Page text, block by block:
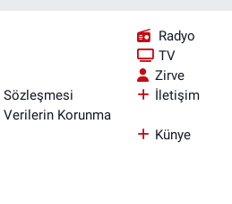
Radyo
TV
Zirve
İletişim
Korunma
Künye